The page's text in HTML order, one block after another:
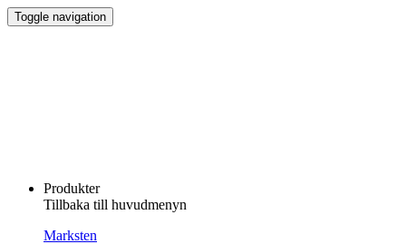
Toggle navigation
Produkter
Tillbaka till huvudmenyn
Marksten